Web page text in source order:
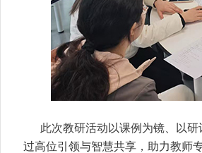
此次教研活动以课例为镜、以
过高位引领与智慧共享，助力教师